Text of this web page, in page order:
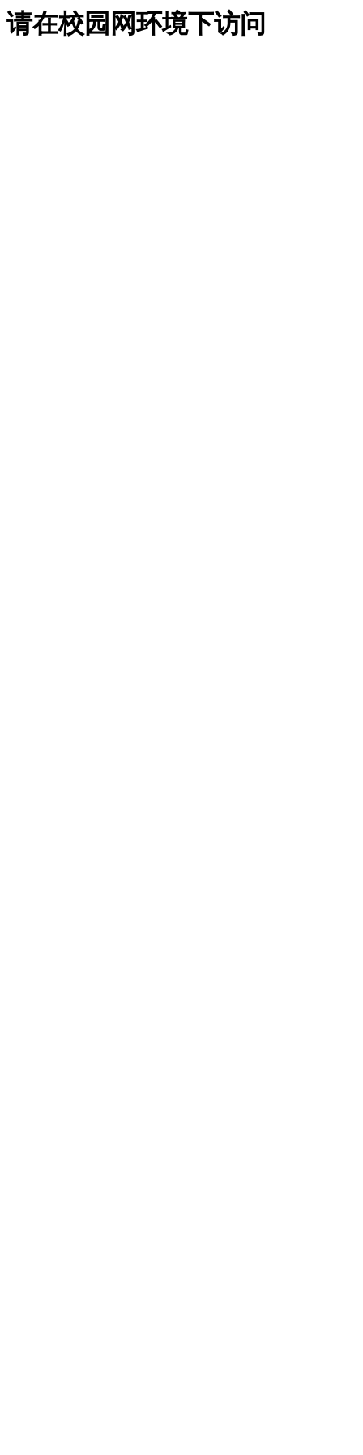
请在校园网环境下访问